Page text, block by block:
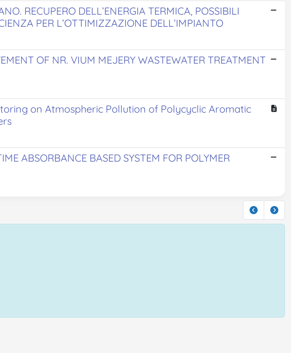
RECUPERO DELL’ENERGIA TERMICA, POSSIBILI
PER L’OTTIMIZZAZIONE DELL’IMPIANTO
OF NR. VIUM MEJERY WASTEWATER TREATMENT
on Atmospheric Pollution of Polycyclic Aromatic
ABSORBANCE BASED SYSTEM FOR POLYMER